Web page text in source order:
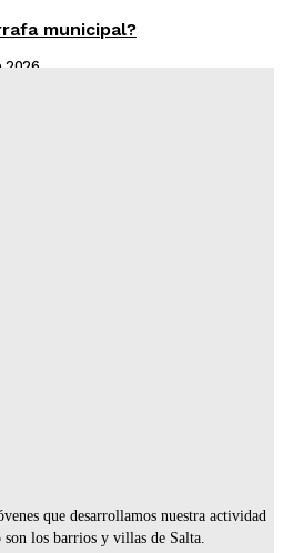
municipal?
2026
que desarrollamos nuestra actividad
los barrios y villas de Salta.